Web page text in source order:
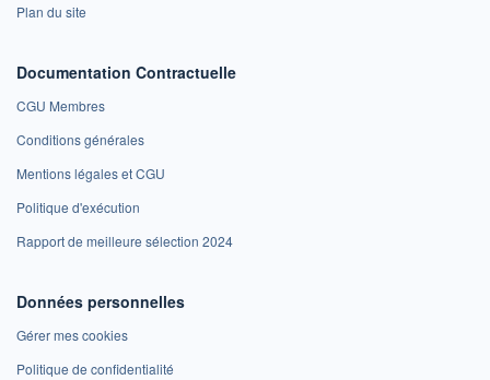
Plan du site
Documentation Contractuelle
CGU Membres
Conditions générales
Mentions légales et CGU
Politique d'exécution
Rapport de meilleure sélection 2024
Données personnelles
Gérer mes cookies
Politique de confidentialité